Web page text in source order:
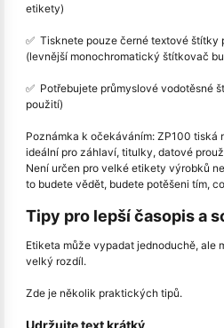
etikety)
✅ ️ Tisknete pouze černé textové štítky
(levnější monochromatický štítkovač
✅ ️ Potřebujete průmyslové vodotěsné
použití)
Poznámka k očekáváním: ZP100 tiská
ideální pro záhlaví, titulky, datové
Není určen pro velké etikety výrobků
to budete vědět, budete potěšeni tím,
Tipy pro lepší časopis a
Etiketa může vypadat jednoduchě, ale
velký rozdíl.
Zde je několik praktických tipů.
Udržujte text krátký